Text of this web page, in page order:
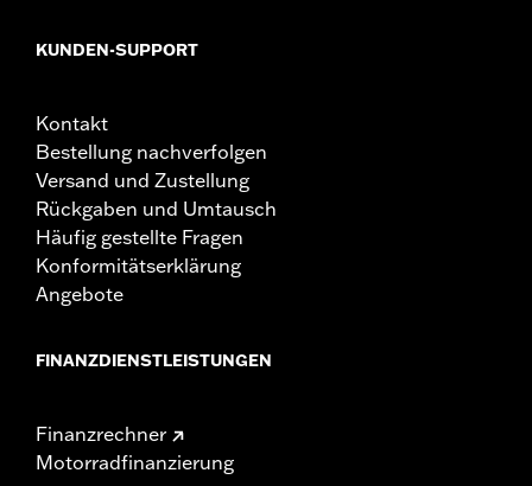
KUNDEN-SUPPORT
Kontakt
Bestellung nachverfolgen
Versand und Zustellung
Rückgaben und Umtausch
Häufig gestellte Fragen
Konformitätserklärung
Angebote
FINANZDIENSTLEISTUNGEN
Finanzrechner
Motorradfinanzierung